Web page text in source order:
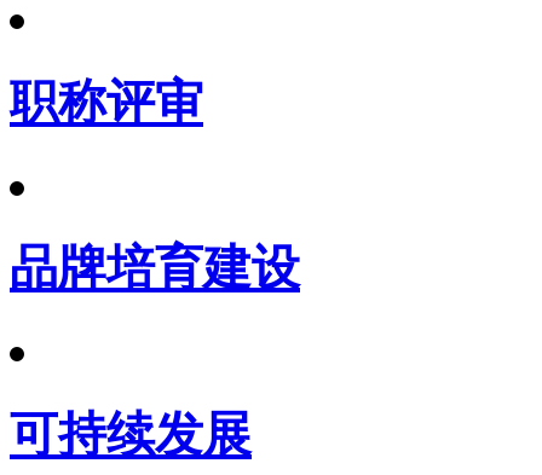
职称评审
品牌培育建设
可持续发展